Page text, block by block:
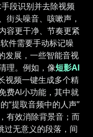
段识别并去除视频
街头噪音、咳嗽声，
容更干净、节奏更紧
件需要手动标记噪
发展，一些智能音视
理。例如，像短影AI
视频一键生成多个精
费AI小功能，其中就
“提取音频中的人声”
有效消除背景音；而
过无意义的段落，间